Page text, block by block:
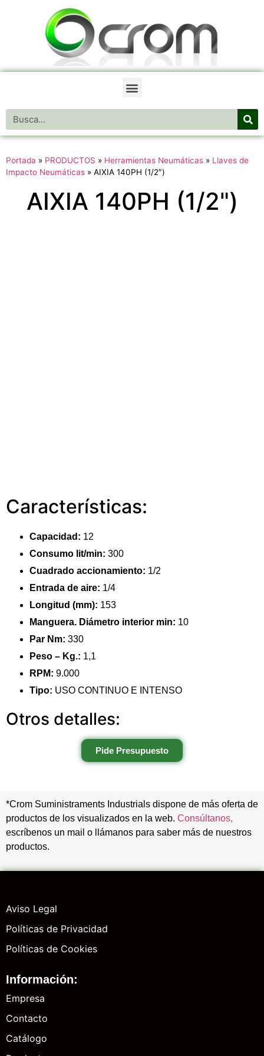
Portada » PRODUCTOS » Herramientas Neumáticas » Llaves de
Impacto Neumáticas » AIXIA 140PH (1/2″)
AIXIA 140PH (1/2")
Características:
Capacidad: 12
Consumo lit/min: 300
Cuadrado accionamiento: 1/2
Entrada de aire: 1/4
Longitud (mm): 153
Manguera. Diámetro interior min: 10
Par Nm: 330
Peso – Kg.: 1,1
RPM: 9.000
Tipo: USO CONTINUO E INTENSO
Otros detalles:
Pide Presupuesto
*Crom Suministraments Industrials dispone de más oferta de
productos de los visualizados en la web. Consúltanos,
escríbenos un mail o llámanos para saber más de nuestros
productos.
Aviso Legal
Políticas de Privacidad
Políticas de Cookies
Información:
Empresa
Contacto
Catálogo